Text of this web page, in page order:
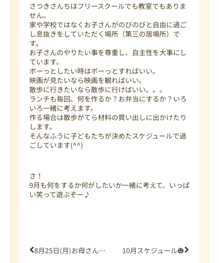
さつきさんちはフリースクールでも教室でもありま
せん。
家や学校ではなくお子さんがのびのびと自由に過ご
し息抜きをしていただく場所（第三の居場所）で
す。
お子さんのやりたい事を尊重し、自主性を大事にし
ています。
ボーっとしたい時はボーっとすればいい。
映画が見たいなら映画を観ればいい。
散歩に行きたいなら散歩に行けばいい。。。
ランチも毎回、何を作るか？お弁当にするか？いろ
いろ一緒に考えます。
作る場合は散歩がてら材料の買い出しに出かけたり
します。
そんなふうに子どもたちが決めたスケジュールで過
ごしています(^^)
さ！
9月も何をするか何がしたいか一緒に考えて、いっぱ
い笑って遊ぶぞー♪
Prev 8月25日(月)お母さんたちのお茶会 10月スケジュール🎃Next